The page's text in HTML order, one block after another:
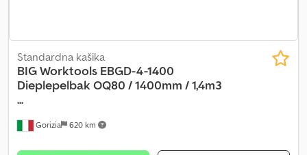
Gorizia 620 km
Standardna kašika
BIG Worktools EBGD-4-1400
Dieplepelbak OQ80 / 1400mm / 1,4m3
...